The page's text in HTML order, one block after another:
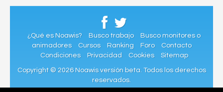
¿Qué es Noawis? Busco trabajo
Busco monitores o
animadores
Cursos Ranking Foro
Contacto
Condiciones
Privacidad Cookies Sitemap
Copyright © 2026 Noawis versión beta. Todos los derechos
reservados.